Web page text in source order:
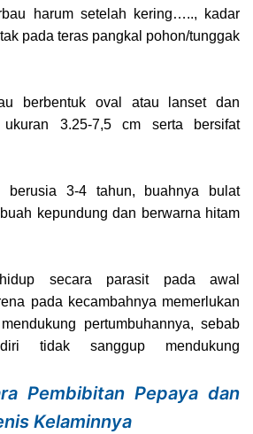
harum setelah kering….., kadar
pada teras pangkal pohon/tunggak
berbentuk oval atau lanset dan
ukuran 3.25-7,5 cm serta bersifat
berusia 3-4 tahun, buahnya bulat
kepundung dan berwarna hitam
secara parasit pada awal
pada kecambahnya memerlukan
pertumbuhannya, sebab
tidak sanggup mendukung
Pembibitan Pepaya dan
Kelaminnya